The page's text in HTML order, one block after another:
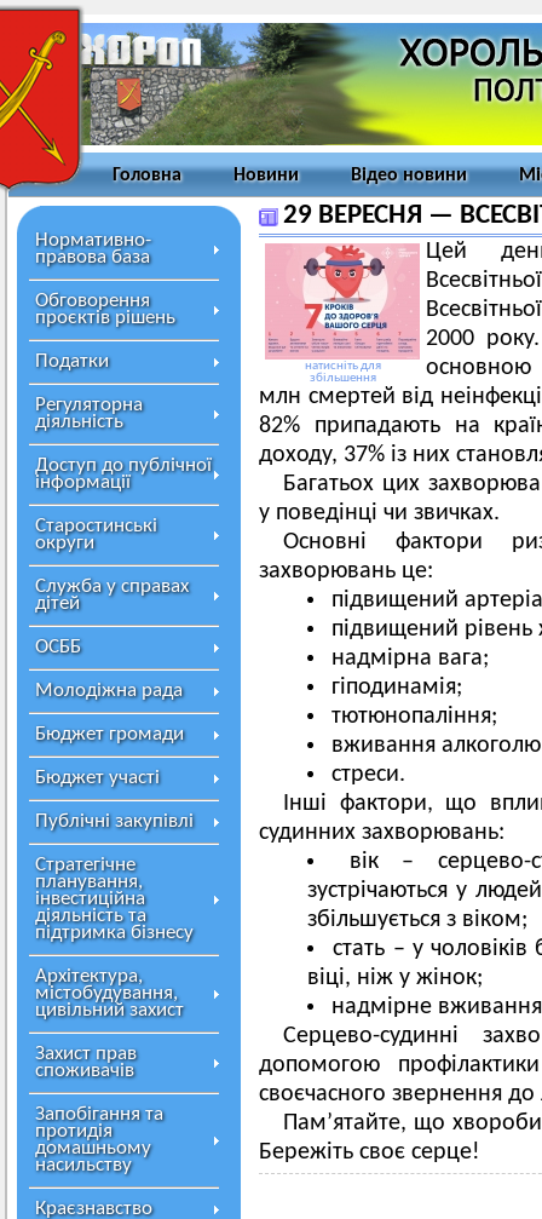
Головна Новини Відео новини
Нормативно-
правова база
Обговорення
проєктів рішень
Податки
Регуляторна
діяльність
Доступ до публічної
інформації
Старостинські
округи
Служба у справах
дітей
ОСББ
Молодіжна рада
Бюджет громади
Бюджет участі
Публічні закупівлі
Стратегічне
планування,
інвестиційна
діяльність та
підтримка бізнесу
Архітектура,
містобудування,
цивільний захист
Захист прав
споживачів
Запобігання та
протидія
домашньому
насильству
Краєзнавство
29 ВЕРЕСНЯ —
натисніть для
збільшення
Цей
2000
основною
млн смертей від
82% припадають на
доходу, 37% із них
Багатьох цих
у поведінці чи звичках.
Основні фактори
захворювань це:
підвищений
підвищений рівень
надмірна вага;
гіподинамія;
тютюнопаління;
вживання
стреси.
Інші фактори, що
судинних захворювань:
вік – серцево-
зустрічаються у
збільшується з віком;
стать – у
віці, ніж у жінок;
надмірне
Серцево-судинні
допомогою
своєчасного звернення до
Пам’ятайте, що
Бережіть своє серце!